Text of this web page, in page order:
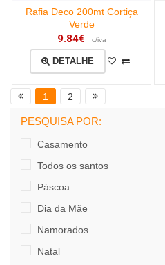
Rafia Deco 200mt Cortiça
Verde
9.84€ c/iva
DETALHE
1 2
PESQUISA POR:
Casamento
Todos os santos
Páscoa
Dia da Mãe
Namorados
Natal